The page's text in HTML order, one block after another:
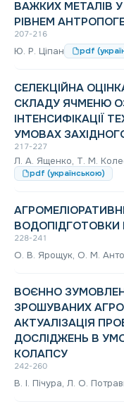
ВАЖКИХ МЕТАЛІВ
РІВНЕМ
207-216
Ю. Р. Ціпан pdf
СЕЛЕКЦІЙНА
СКЛАДУ ЯЧМЕНЮ
ІНТЕНСИФІКАЦІЇ
УМОВАХ
217-227
Л. А. Ященко, Т. М.
pdf (українською)
ВОДОПІДГОТОВКИ
228-241
О. В. Ярощук, О. М.
ВОЄННО
ЗРОШУВАНИХ
АКТУАЛІЗАЦІЯ
ДОСЛІДЖЕНЬ В
КОЛАПСУ
242-260
В. І. Пічура, Л. О.